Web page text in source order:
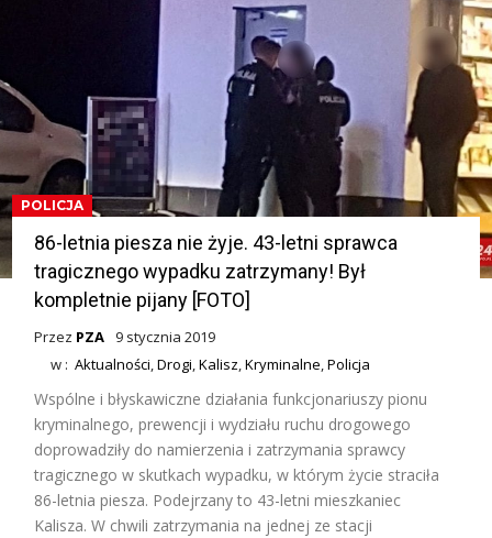
POLICJA
86-letnia piesza nie żyje. 43-letni sprawca
tragicznego wypadku zatrzymany! Był
kompletnie pijany [FOTO]
Przez PZA
9 stycznia 2019
w :Aktualności,Drogi,Kalisz,Kryminalne,Policja
Wspólne i błyskawiczne działania funkcjonariuszy pionu
kryminalnego, prewencji i wydziału ruchu drogowego
doprowadziły do namierzenia i zatrzymania sprawcy
tragicznego w skutkach wypadku, w którym życie straciła
86-letnia piesza. Podejrzany to 43-letni mieszkaniec
Kalisza. W chwili zatrzymania na jednej ze stacji